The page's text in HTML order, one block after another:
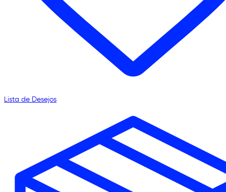
Lista de Desejos